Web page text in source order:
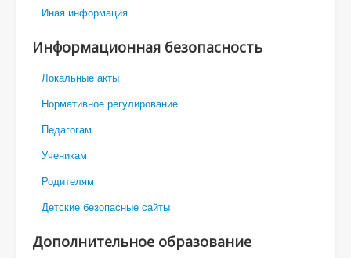
Иная информация
Информационная безопасность
Локальные акты
Нормативное регулирование
Педагогам
Ученикам
Родителям
Детские безопасные сайты
Дополнительное образование